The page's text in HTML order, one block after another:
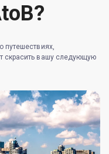
путешествиях,
скрасить вашу следующую